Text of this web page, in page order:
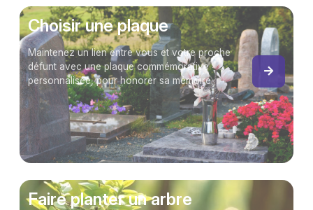
Choisir une plaque
Maintenez un lien entre vous et votre proche
défunt avec une plaque commémorative
personnalisée, pour honorer sa mémoire.
Faire planter un arbre